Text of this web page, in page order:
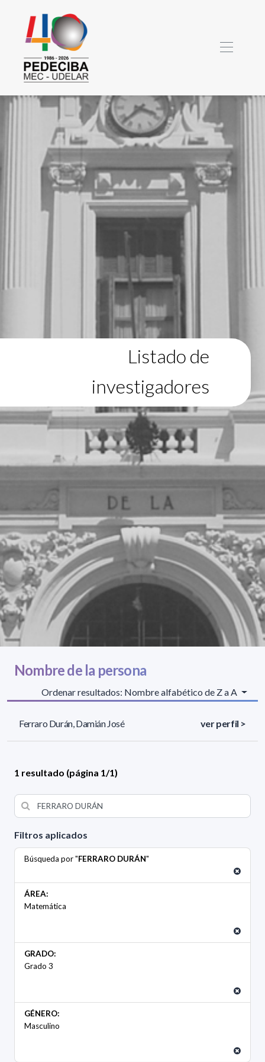
Listado de
investigadores
Filtros aplicados
Búsqueda por "FERRARO DURÁN"
ÁREA:
Matemática
GRADO:
Grado 3
GÉNERO:
Masculino
Nombre de la persona
Ordenar resultados: Nombre alfabético de Z a A
Ferraro Durán, Damián José ver perfil >
1 resultado (página 1/1)